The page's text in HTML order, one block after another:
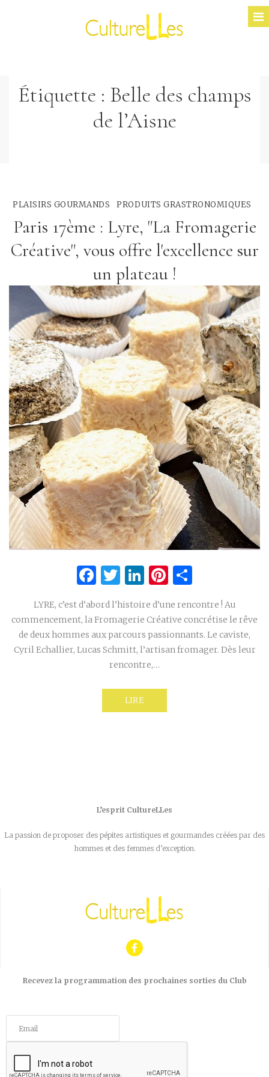
Étiquette : Belle des champs
de l’Aisne
PLAISIRS GOURMANDS PRODUITS GRASTRONOMIQUES
Paris 17ème : Lyre, "La Fromagerie
Créative", vous offre l'excellence sur
un plateau !
Facebook
Twitter
LinkedIn
Pinterest
LYRE, c’est d’abord l’histoire d’une rencontre ! Au
commencement, la Fromagerie Créative concrétise le rêve
de deux hommes aux parcours passionnants. Le caviste,
Cyril Echallier, Lucas Schmitt, l’artisan fromager. Dès leur
rencontre,…
LIRE
L’esprit CultureLLes
La passion de proposer des pépites artistiques et gourmandes créées par des
hommes et des femmes d’exception.
Recevez la programmation des prochaines sorties du Club